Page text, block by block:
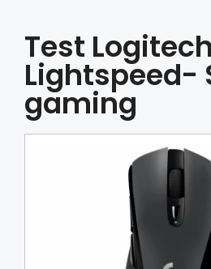
Test
Lightspeed-
gaming